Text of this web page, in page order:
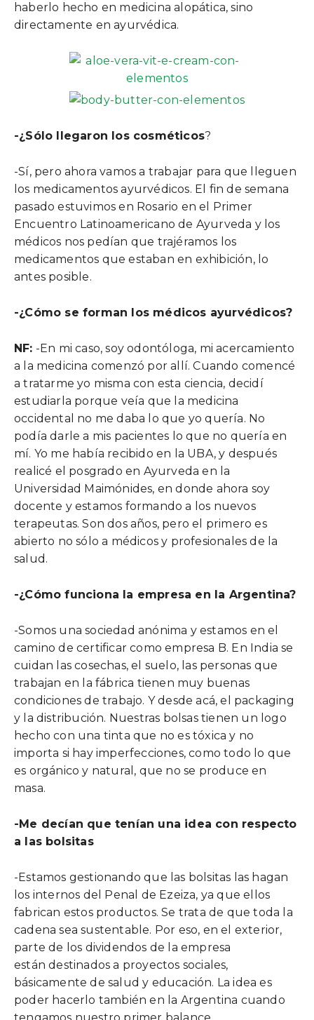
haberlo hecho en medicina alopática, sino
directamente en ayurvédica.
-¿Sólo llegaron los cosméticos?
-Sí, pero ahora vamos a trabajar para que lleguen
los medicamentos ayurvédicos. El fin de semana
pasado estuvimos en Rosario en el Primer
Encuentro Latinoamericano de Ayurveda y los
médicos nos pedían que trajéramos los
medicamentos que estaban en exhibición, lo
antes posible.
-¿Cómo se forman los médicos ayurvédicos?
NF: -En mi caso, soy odontóloga, mi acercamiento
a la medicina comenzó por allí. Cuando comencé
a tratarme yo misma con esta ciencia, decidí
estudiarla porque veía que la medicina
occidental no me daba lo que yo quería. No
podía darle a mis pacientes lo que no quería en
mí. Yo me había recibido en la UBA, y después
realicé el posgrado en Ayurveda en la
Universidad Maimónides, en donde ahora soy
docente y estamos formando a los nuevos
terapeutas. Son dos años, pero el primero es
abierto no sólo a médicos y profesionales de la
salud.
-¿Cómo funciona la empresa en la Argentina?
-Somos una sociedad anónima y estamos en el
camino de certificar como empresa B. En India se
cuidan las cosechas, el suelo, las personas que
trabajan en la fábrica tienen muy buenas
condiciones de trabajo. Y desde acá, el packaging
y la distribución. Nuestras bolsas tienen un logo
hecho con una tinta que no es tóxica y no
importa si hay imperfecciones, como todo lo que
es orgánico y natural, que no se produce en
masa.
-Me decían que tenían una idea con respecto
a las bolsitas
-Estamos gestionando que las bolsitas las hagan
los internos del Penal de Ezeiza, ya que ellos
fabrican estos productos. Se trata de que toda la
cadena sea sustentable. Por eso, en el exterior,
parte de los dividendos de la empresa
están destinados a proyectos sociales,
básicamente de salud y educación. La idea es
poder hacerlo también en la Argentina cuando